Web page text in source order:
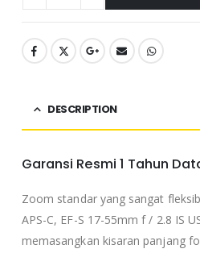
DESCRIPTION
Garansi Resmi 1 Tahun
Zoom standar yang sangat
APS-C, EF-S 17-55mm f / 2.8 IS
memasangkan kisaran panjang